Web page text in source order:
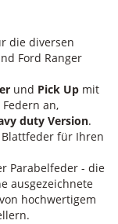
die diversen
Ford Ranger
und Pick Upmit
an,
duty Version.
für Ihren
Parabelfeder - die
ausgezeichnete
hochwertigem